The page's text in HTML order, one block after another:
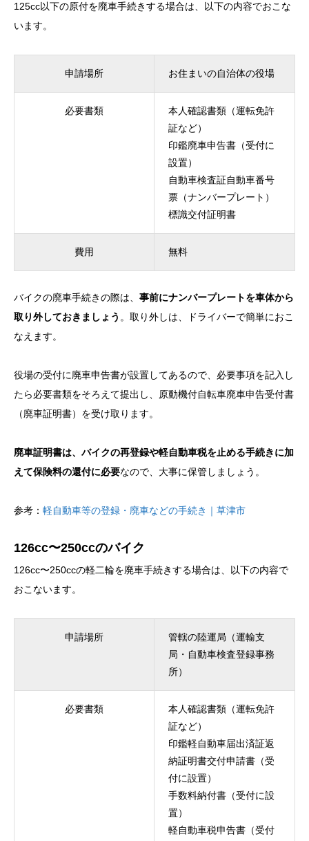
125cc以下の原付を廃車手続きする場合は、以下の内容でおこな
います。
申請場所 お住まいの自治体の役場
必要書類
本人確認書類（運転免許
証など）
印鑑廃車申告書（受付に
設置）
自動車検査証自動車番号
票（ナンバープレート）
標識交付証明書
費用 無料
バイクの廃車手続きの際は、 事前にナンバープレートを車体から
取り外しておきましょう 。取り外しは、ドライバーで簡単におこ
なえます。
役場の受付に廃車申告書が設置してあるので、必要事項を記入し
たら必要書類をそろえて提出し、原動機付自転車廃車申告受付書
（廃車証明書）を受け取ります。
廃車証明書は、バイクの再登録や軽自動車税を止める手続きに加
えて保険料の還付に必要なので、大事に保管しましょう。
参考： 軽自動車等の登録・廃車などの手続き｜草津市
126cc〜250ccのバイク
126cc〜250ccの軽二輪を廃車手続きする場合は、以下の内容で
おこないます。
申請場所
管轄の陸運局（運輸支
局・自動車検査登録事務
所）
必要書類
本人確認書類（運転免許
証など）
印鑑軽自動車届出済証返
納証明書交付申請書（受
付に設置）
手数料納付書（受付に設
置）
軽自動車税申告書（受付